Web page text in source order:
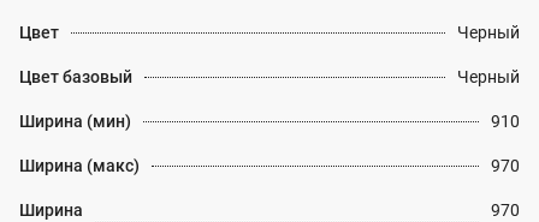
Цвет Черный
Цвет базовый Черный
Ширина (мин) 910
Ширина (макс) 970
Ширина 970